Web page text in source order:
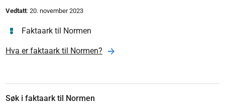
Vedtatt: 20. november 2023
Faktaark til Normen
Hva er faktaark til Normen?
Søk i faktaark til Normen